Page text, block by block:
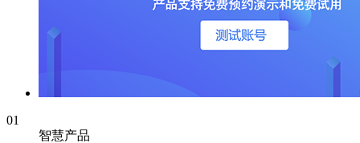
01
智慧产品